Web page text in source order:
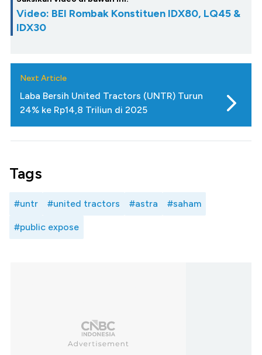
Video: BEI Rombak Konstituen IDX80, LQ45 &
IDX30
Next Article
Laba Bersih United Tractors (UNTR) Turun
24% ke Rp14,8 Triliun di 2025
Tags
#untr #united tractors #astra #saham
#public expose